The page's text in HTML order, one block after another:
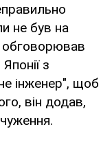
не був на
обговорював
з
інженер", щоб
він додав,